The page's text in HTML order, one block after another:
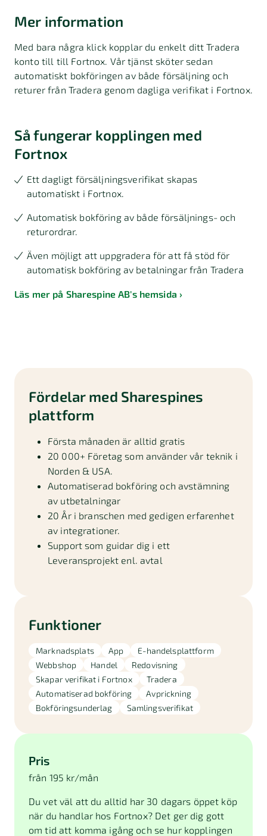
Mer information
Med bara några klick kopplar du enkelt ditt Tradera
konto till till Fortnox. Vår tjänst sköter sedan
automatiskt bokföringen av både försäljning och
returer från Tradera genom dagliga verifikat i Fortnox.
Så fungerar kopplingen med
Fortnox
Ett dagligt försäljningsverifikat skapas
automatiskt i Fortnox.
Automatisk bokföring av både försäljnings- och
returordrar.
Även möjligt att uppgradera för att få stöd för
automatisk bokföring av betalningar från Tradera
Läs mer på Sharespine AB's hemsida
Fördelar med Sharespines
plattform
Första månaden är alltid gratis
20 000+ Företag som använder vår teknik i
Norden & USA.
Automatiserad bokföring och avstämning
av utbetalningar
20 År i branschen med gedigen erfarenhet
av integrationer.
Support som guidar dig i ett
Leveransprojekt enl. avtal
Funktioner
Marknadsplats App
E-handelsplattform
Webbshop
Handel
Redovisning
Skapar verifikat i Fortnox
Tradera
Automatiserad bokföring
Avprickning
Bokföringsunderlag
Samlingsverifikat
Pris
från 195 kr/mån
Du vet väl att du alltid har 30 dagars öppet köp
när du handlar hos Fortnox? Det ger dig gott
om tid att komma igång och se hur kopplingen